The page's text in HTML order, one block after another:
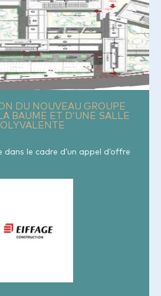
DU NOUVEAU GROUPE
BAUME ET D’UNE SALLE
le cadre d’un appel d’offre